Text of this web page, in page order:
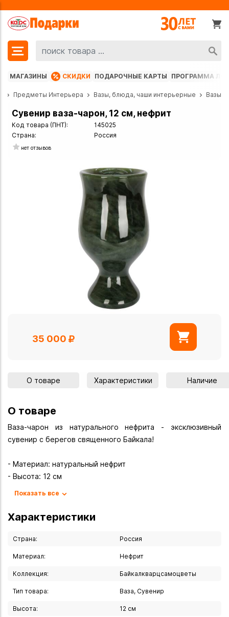
МАГАЗИНЫ СКИДКИ ПОДАРОЧНЫЕ КАРТЫ ПРОГРАММА
Предметы Интерьера Вазы, блюда, чаши интерьерные Вазы
Сувенир ваза-чарон, 12 см, нефрит
Код товара (ПНТ):
145025
Страна:
Россия
нет отзывов
35 000
О товаре Характеристики Наличие
О товаре
Ваза-чарон из натурального нефрита - эксклюзивный
сувенир с берегов священного Байкала!
- Материал: натуральный нефрит
- Высота: 12 см
- Ручная работа мастеров
- Уникальная текстура камня
- оберегает от негативной энергии
- привлекает удачу и процветание
- улучшает самочувствие и укрепляет иммунитет
Идеально подойдет для:
Показать все
Характеристики
Страна: Россия
Материал: Нефрит
Коллекция: Байкалкварцсамоцветы
Тип товара: Ваза, Сувенир
Высота: 12 см